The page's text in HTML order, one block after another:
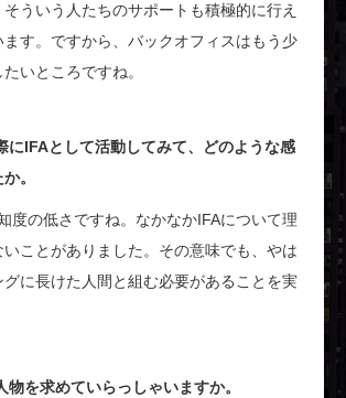
ういう人たちのサポートも積極的に行え
す。ですから、バックオフィスはもう少
いところですね。
にIFAとして活動してみて、どのような感
。
度の低さですね。なかなかIFAについて理
ことがありました。その意味でも、やは
グに長けた人間と組む必要があることを実
物を求めていらっしゃいますか。